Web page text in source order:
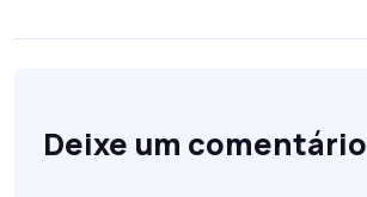
Deixe um comentário